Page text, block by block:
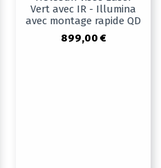
Vert avec IR - Illumina
avec montage rapide QD
899,00 €